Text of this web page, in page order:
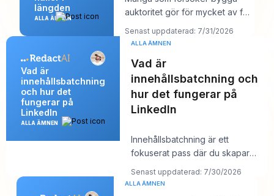
längden
ALLA ÄMNEN
auktoritet gör för mycket av fel
saker. De publicerar mer, jagar
större räc
Senast uppdaterad: 7/31/2026
Vad är
innehållsbatchning
och hur det
fungerar på
LinkedIn
ALLA ÄMNEN
ALLA ÄMNEN
Vad är
innehållsbatchning och
hur det fungerar på
LinkedIn
Innehållsbatchning är ett
fokuserat pass där du skapar
flera LinkedIn-inlägg på en gång
och sedan sc
Senast uppdaterad: 7/30/2026
ALLA ÄMNEN